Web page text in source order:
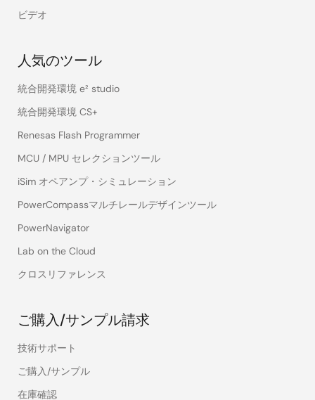
ビデオ
人気のツール
統合開発環境 e² studio
統合開発環境 CS+
Renesas Flash Programmer
MCU / MPU セレクションツール
iSim オペアンプ・シミュレーション
PowerCompassマルチレールデザインツール
PowerNavigator
Lab on the Cloud
クロスリファレンス
ご購入/サンプル請求
技術サポート
ご購入/サンプル
在庫確認